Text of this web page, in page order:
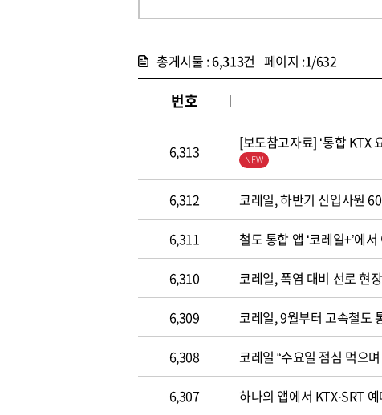
총게시물 :6,313건 페이지 :1/632
번호
6,313 [보도참고자료] ‘통합 KTX
6,312 코레일, 하반기 신입사원
6,311 철도 통합 앱 ‘코레일+’에
6,310 코레일, 폭염 대비 선로 현
6,309 코레일, 9월부터 고속철도
6,308 코레일 “수요일 점심 먹으
6,307 하나의 앱에서 KTX·SRT